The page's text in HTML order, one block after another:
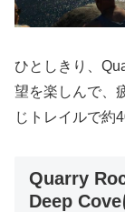
ひとしきり、
望を楽しんで、
じトレイルで約
Quarry
Deep